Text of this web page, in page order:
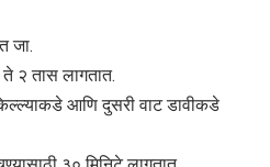
जा.
ते २ तास लागतात.
आणि दुसरी वाट डावीकडे